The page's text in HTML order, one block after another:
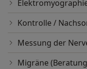
Kontrolle /
Messung der
Migräne